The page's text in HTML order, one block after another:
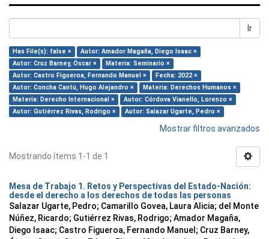
Ir
Has File(s): false ×
Autor: Amador Magaña, Diego Isaac ×
Autor: Cruz Barney, Óscar ×
Materia: Seminario ×
Autor: Castro Figueroa, Fernando Manuel ×
Fecha: 2022 ×
Autor: Concha Cantú, Hugo Alejandro ×
Materia: Derechos Humanos ×
Materia: Derecho Internacional ×
Autor: Córdova Vianello, Lorenzo ×
Autor: Gutiérrez Rivas, Rodrigo ×
Autor: Salazar Ugarte, Pedro ×
Mostrar filtros avanzados
Mostrando ítems 1-1 de 1
Mesa de Trabajo 1. Retos y Perspectivas del Estado-Nación:
desde el derecho a los derechos de todas las personas
Salazar Ugarte, Pedro; Camarillo Govea, Laura Alicia; del Monte
Núñez, Ricardo; Gutiérrez Rivas, Rodrigo; Amador Magaña,
Diego Isaac; Castro Figueroa, Fernando Manuel ; Cruz Barney,